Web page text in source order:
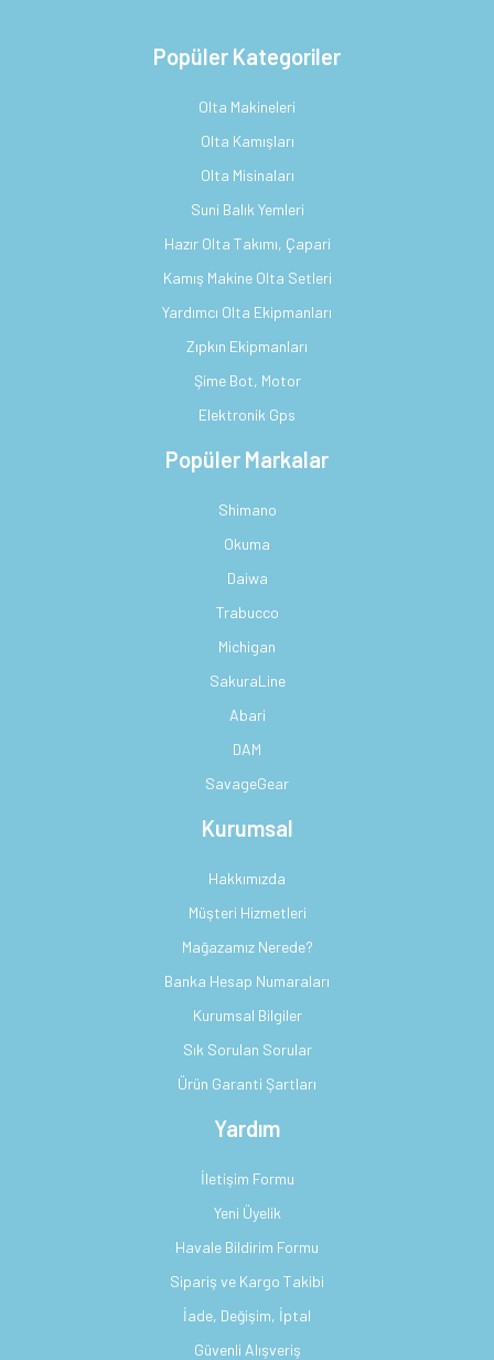
Popüler Kategoriler
Olta Makineleri
Olta Kamışları
Olta Misinaları
Suni Balık Yemleri
Hazır Olta Takımı, Çapari
Kamış Makine Olta Setleri
Yardımcı Olta Ekipmanları
Zıpkın Ekipmanları
Şime Bot, Motor
Elektronik Gps
Popüler Markalar
Shimano
Okuma
Daiwa
Trabucco
Michigan
SakuraLine
Abari
DAM
SavageGear
Kurumsal
Hakkımızda
Müşteri Hizmetleri
Mağazamız Nerede?
Banka Hesap Numaraları
Kurumsal Bilgiler
Sık Sorulan Sorular
Ürün Garanti Şartları
Yardım
İletişim Formu
Yeni Üyelik
Havale Bildirim Formu
Sipariş ve Kargo Takibi
İade, Değişim, İptal
Güvenli Alışveriş